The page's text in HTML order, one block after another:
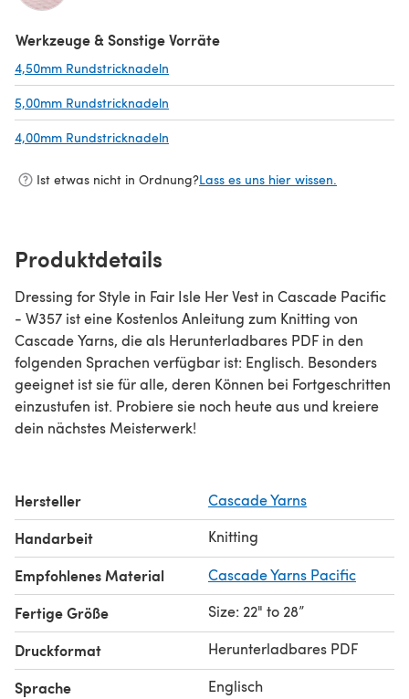
Werkzeuge & Sonstige Vorräte
4,50mm Rundstricknadeln
5,00mm Rundstricknadeln
4,00mm Rundstricknadeln
Ist etwas nicht in Ordnung?Lass es uns hier wissen.
Produktdetails
Dressing for Style in Fair Isle Her Vest in Cascade Pacific
- W357 ist eine Kostenlos Anleitung zum Knitting von
Cascade Yarns, die als Herunterladbares PDF in den
folgenden Sprachen verfügbar ist: Englisch. Besonders
geeignet ist sie für alle, deren Können bei Fortgeschritten
einzustufen ist. Probiere sie noch heute aus und kreiere
dein nächstes Meisterwerk!
Hersteller Cascade Yarns
Handarbeit Knitting
Empfohlenes Material Cascade Yarns Pacific
Fertige Größe Size: 22" to 28”
Druckformat Herunterladbares PDF
Sprache Englisch